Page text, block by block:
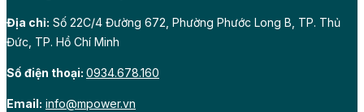
Địa chỉ: Số 22C/4 Đường 672, Phường Phước Long B, TP. Thủ
Đức, TP. Hồ Chí Minh
Số điện thoại: 0934.678.160
Email: info@mpower.vn